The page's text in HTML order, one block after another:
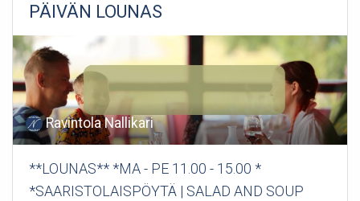
PÄIVÄN LOUNAS
Ravintola Nallikari
**LOUNAS** *MA - PE 11.00 - 15.00 *
*SAARISTOLAISPÖYTÄ | SALAD AND SOUP